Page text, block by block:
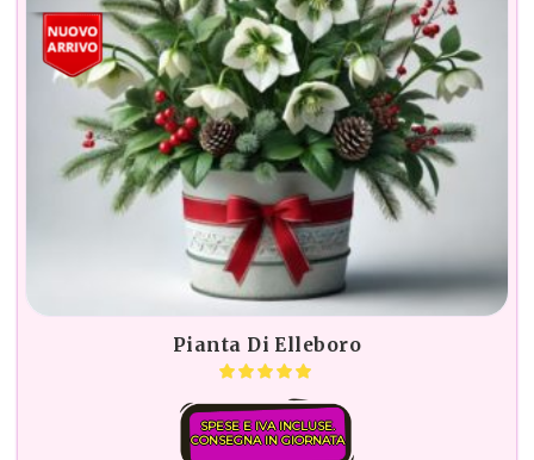
Pianta Di Elleboro
SPESE E IVA INCLUSE.
CONSEGNA IN GIORNATA